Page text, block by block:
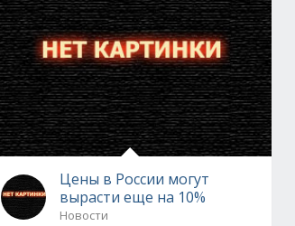
Цены в России могут
вырасти еще на 10%
Новости